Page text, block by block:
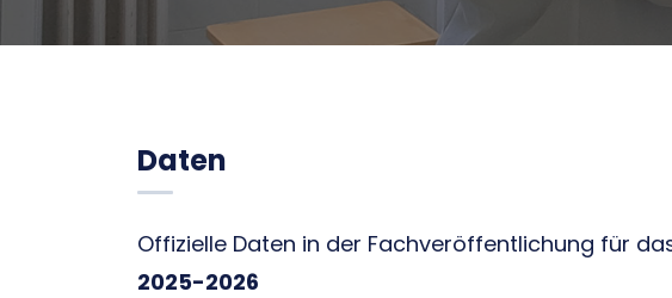
Daten
Offizielle Daten in der Fachveröffentlichung für
2025-2026